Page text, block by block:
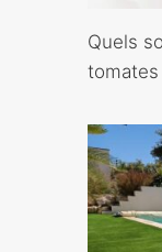
Quels